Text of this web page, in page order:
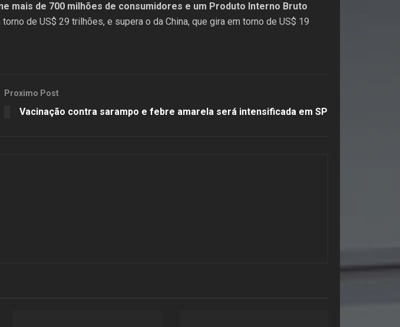
mais de 700 milhões de consumidores e um Produto Interno Bruto
de US$ 29 trilhões, e supera o da China, que gira em torno de US$ 19
Proximo Post
Vacinação contra sarampo e febre amarela será intensificada em SP